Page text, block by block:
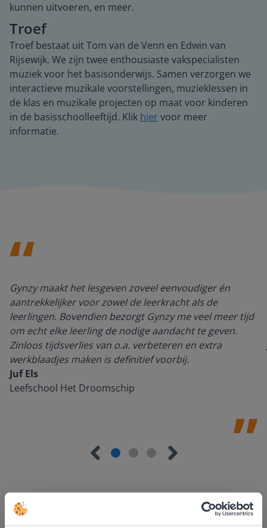
kunnen uitvoeren, en meer.
Troef
Troef bestaat uit Tom van de Venn en Edwin van
Rijsewijk. We zijn twee enthousiaste vakspecialisten
muziek voor het basisonderwijs. Samen verzorgen we
interactieve muzikale voorstellingen, muzieklessen in
de klas en muzikale projecten op maat voor kinderen
in de basisschoolleeftijd. Klik hier voor meer
informatie.
Gynzy maakt het lesgeven zoveel eenvoudiger én
aantrekkelijker voor zowel de leerkracht als de
leerlingen. Bovendien bezorgt Gynzy me veel meer tijd
om echt elke leerling de nodige aandacht te geven.
Zinloos tijdsverlies van o.a. verbeteren en extra
werkblaadjes maken is definitief voorbij.
Juf Els
Leefschool Het Droomschip